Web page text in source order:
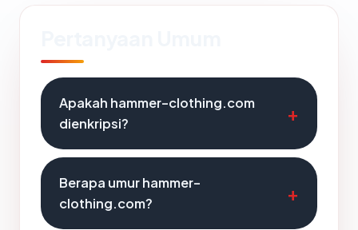
Apakah hammer-clothing.com
dienkripsi?
Berapa umur hammer-
clothing.com?